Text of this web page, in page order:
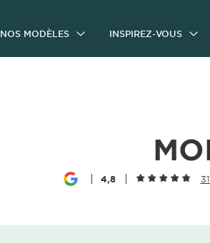
NOS MODÈLES INSPIREZ-VOUS
4,8